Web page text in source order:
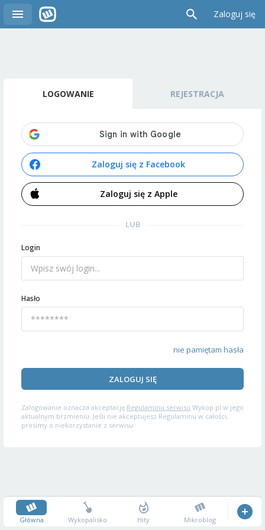
Zaloguj się
LOGOWANIE REJESTRACJA
Zaloguj się z Facebook
Zaloguj się z Apple
LUB
Login
Hasło
nie pamiętam hasła
ZALOGUJ SIĘ
Zalogowanie oznacza akceptację Regulaminu serwisu Wykop.pl w jego
aktualnym brzmieniu. Jeśli nie akceptujesz Regulaminu w całości,
prosimy o niekorzystanie z serwisu.
Główna Wykopalisko Hity Mikroblog